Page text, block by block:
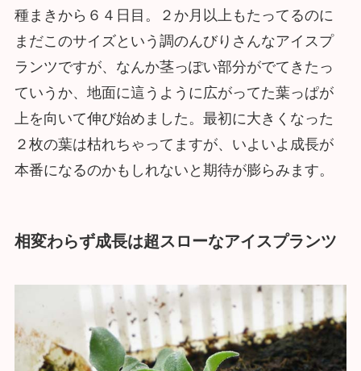
種まきから６４日目。２か月以上もたってるのに
まだこのサイズという調のんびりさんなアイスプ
ランツですが、なんか茎っぽい部分がでてきたっ
ていうか、地面に這うように広がってた葉っぱが
上を向いて伸び始めました。最初に大きくなった
２枚の葉は枯れちゃってますが、いよいよ成長が
本番になるのかもしれないと期待が膨らみます。
相変わらず成長は超スローなアイスプランツ